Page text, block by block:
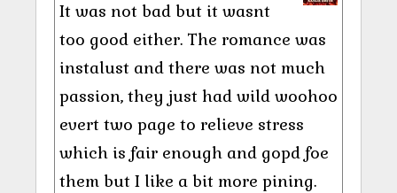
It was not bad but it wasnt
too good either. The romance was
instalust and there was not much
passion, they just had wild woohoo
evert two page to relieve stress
which is fair enough and gopd foe
them but I like a bit more pining.